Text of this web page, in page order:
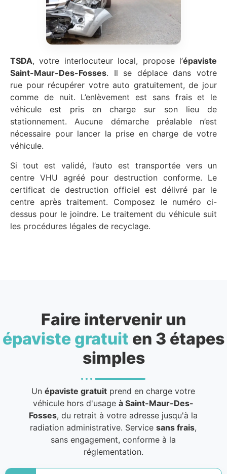
TSDA, votre interlocuteur local, propose l’épaviste
Saint-Maur-Des-Fosses. Il se déplace dans votre
rue pour récupérer votre auto gratuitement, de jour
comme de nuit. L’enlèvement est sans frais et le
véhicule est pris en charge sur son lieu de
stationnement. Aucune démarche préalable n’est
nécessaire pour lancer la prise en charge de votre
véhicule.
Si tout est validé, l’auto est transportée vers un
centre VHU agréé pour destruction conforme. Le
certificat de destruction officiel est délivré par le
centre après traitement. Composez le numéro ci-
dessus pour le joindre. Le traitement du véhicule suit
les procédures légales de recyclage.
Faire intervenir un
épaviste gratuit en 3 étapes
simples
Unépaviste gratuit prend en charge votre
véhicule hors d'usageà Saint-Maur-Des-
Fosses, du retrait à votre adresse jusqu'à la
radiation administrative. Servicesans frais,
sans engagement, conforme à la
réglementation.